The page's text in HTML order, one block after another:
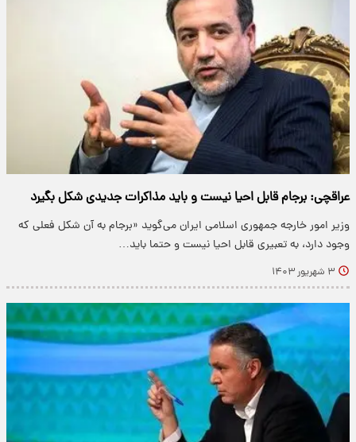
عراقچی: برجام قابل احیا نیست و باید مذاکرات جدیدی شکل بگیرد
وزیر امور خارجه جمهوری اسلامی ایران می‌گوید «برجام به آن شکل فعلی که
وجود دارد، به تعبیری قابل احیا نیست و حتما باید…
۳ شهریور ۱۴۰۳